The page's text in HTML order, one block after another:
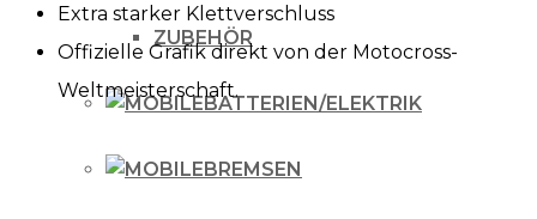
ZUBEHÖR
BATTERIEN/ELEKTRIK
BREMSEN
Extra starker Klettverschluss
Offizielle Grafik direkt von der Motocross-
Weltmeisterschaft.